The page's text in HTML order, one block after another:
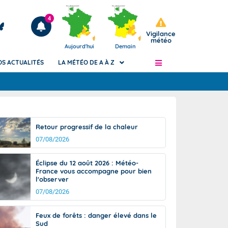
Articles
4
Aujourd'hui Demain
Vigilance
météo
de
Phénomènes dangereux de J+2 à J+7
Avertissement pluies intenses à l'échelle
des communes (Apic)
Bulletins Marine
Bulletins d'estimation du risque
d'avalanche
Météo des forêts
Vigicrues
ACTUALITÉS LA MÉTÉO DE A À Z
Retour progressif de la chaleur
07/08/2026
Éclipse du 12 août 2026 : Météo-
France vous accompagne pour bien
l'observer
07/08/2026
Feux de forêts : danger élevé dans le
Sud